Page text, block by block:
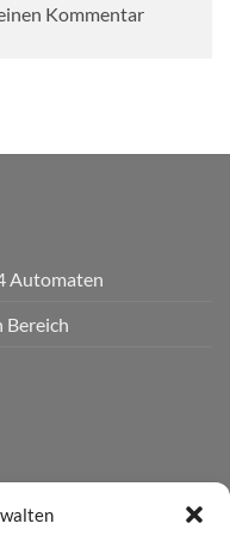
Kommentar
Automaten
Bereich